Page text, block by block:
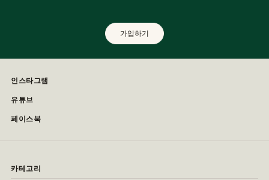
가입하기
인스타그램
유튜브
페이스북
카테고리